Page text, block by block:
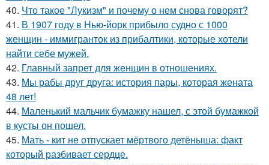
40. Что такое "Лукизм" и почему о нем снова говорят?
41. В 1907 году в Нью-йорк прибыло судно с 1000
женщин - иммигранток из прибалтики, которые хотели
найти себе мужей.
42. Главный запрет для женщин в отношениях.
43. Мы рабы друг друга: история пары, которая жената
48 лет!
44. Маленький мальчик бумажку нашел, с этой бумажкой
в кусты он пошел.
45. Мать - кит не отпускает мёртвого детёныша: факт
который разбивает сердце.